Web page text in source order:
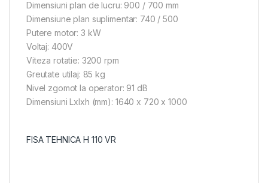
Dimensiuni plan de lucru: 900 / 700 mm
Dimensiune plan suplimentar: 740 / 500
Putere motor: 3 kW
Voltaj: 400V
Viteza rotatie: 3200 rpm
Greutate utilaj: 85 kg
Nivel zgomot la operator: 91 dB
Dimensiuni Lxlxh (mm): 1640 x 720 x 1000
FISA TEHNICA H 110 VR